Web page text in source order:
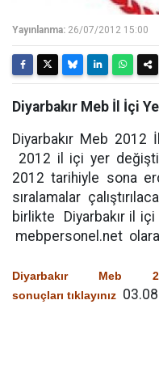
Yayınlanma: 26/07/2012 15:00
Diyarbakır Meb İl İçi
Diyarbakır Meb 2012
2012 il içi yer
2012 tarihiyle sona
sıralamalar
birlikte Diyarbakır il içi
mebpersonel.net
Diyarbakır Meb
sonuçları tıklayınız